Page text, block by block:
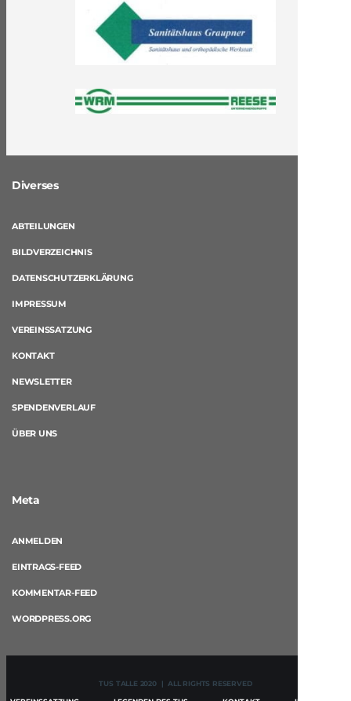
Diverses
ABTEILUNGEN
BILDVERZEICHNIS
DATENSCHUTZERKLÄRUNG
IMPRESSUM
VEREINSSATZUNG
KONTAKT
NEWSLETTER
SPENDENVERLAUF
ÜBER UNS
Meta
ANMELDEN
EINTRAGS-FEED
KOMMENTAR-FEED
WORDPRESS.ORG
TUS TALLE 2020 | ALL RIGHTS RESERVED